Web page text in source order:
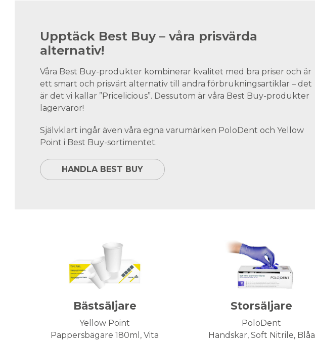
Upptäck Best Buy – våra prisvärda
alternativ!
Våra Best Buy-produkter kombinerar kvalitet med bra priser och är
ett smart och prisvärt alternativ till andra förbrukningsartiklar – det
är det vi kallar ”Pricelicious”. Dessutom är våra Best Buy-produkter
lagervaror!
Självklart ingår även våra egna varumärken PoloDent och Yellow
Point i Best Buy-sortimentet.
HANDLA BEST BUY
Bästsäljare
Yellow Point
Pappersbägare 180ml, Vita
Storsäljare
PoloDent
Handskar, Soft Nitrile, Blåa